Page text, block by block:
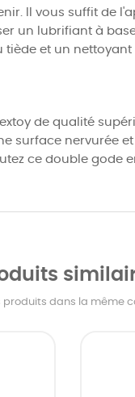
Il vous suffit de
un lubrifiant à
et un
de qualité
surface nervurée
ce double gode
produits dans la même